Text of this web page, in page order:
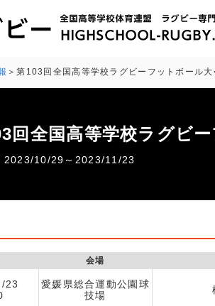
第103回全国高等学校ラグビーフットボール
回全国高等学校ラグビ
2023/10/29～2023/11/23
会場
23
愛媛県総合運動公園球
技場